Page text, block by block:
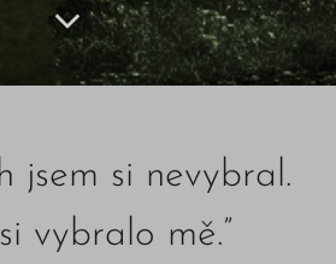
jsem si nevybral.
vybralo mě.”